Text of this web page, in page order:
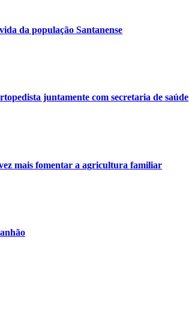
da população Santanense
juntamente com secretaria de saúde
mais fomentar a agricultura familiar